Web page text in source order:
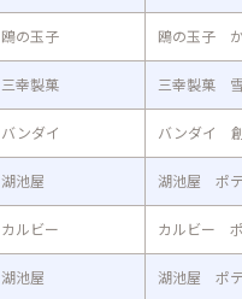
鴎の玉子 鴎の玉子
三幸製菓 三幸製菓
バンダイ バンダイ
湖池屋 湖池屋 ポ
カルビー カルビー
湖池屋 湖池屋 ポ